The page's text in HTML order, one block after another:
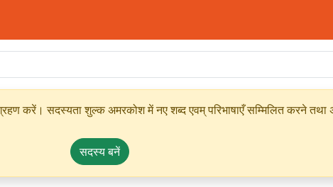
करें। सदस्यता शुल्क अमरकोश में नए शब्द एवम् परिभाषाएँ सम्मिलित करने तथा
सदस्य बनें